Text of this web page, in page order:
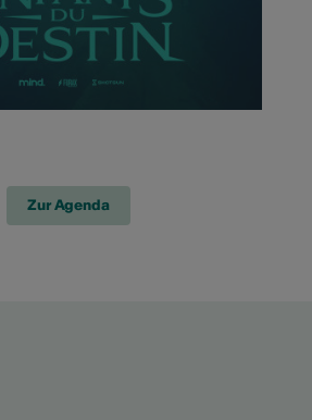
Zur Agenda